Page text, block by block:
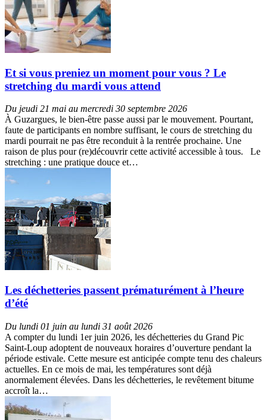
Et si vous preniez un moment pour vous ? Le
stretching du mardi vous attend
Du jeudi 21 mai au mercredi 30 septembre 2026
À Guzargues, le bien-être passe aussi par le mouvement. Pourtant,
faute de participants en nombre suffisant, le cours de stretching du
mardi pourrait ne pas être reconduit à la rentrée prochaine. Une
raison de plus pour (re)découvrir cette activité accessible à tous. Le
stretching : une pratique douce et…
Les déchetteries passent prématurément à l’heure
d’été
Du lundi 01 juin au lundi 31 août 2026
A compter du lundi 1er juin 2026, les déchetteries du Grand Pic
Saint-Loup adoptent de nouveaux horaires d’ouverture pendant la
période estivale. Cette mesure est anticipée compte tenu des chaleurs
actuelles. En ce mois de mai, les températures sont déjà
anormalement élevées. Dans les déchetteries, le revêtement bitume
accroît la…